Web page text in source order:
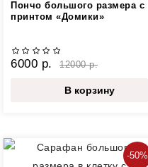
Пончо большого размера с
принтом «Домики»
6000 р. 12000 р.
В корзину
-50%